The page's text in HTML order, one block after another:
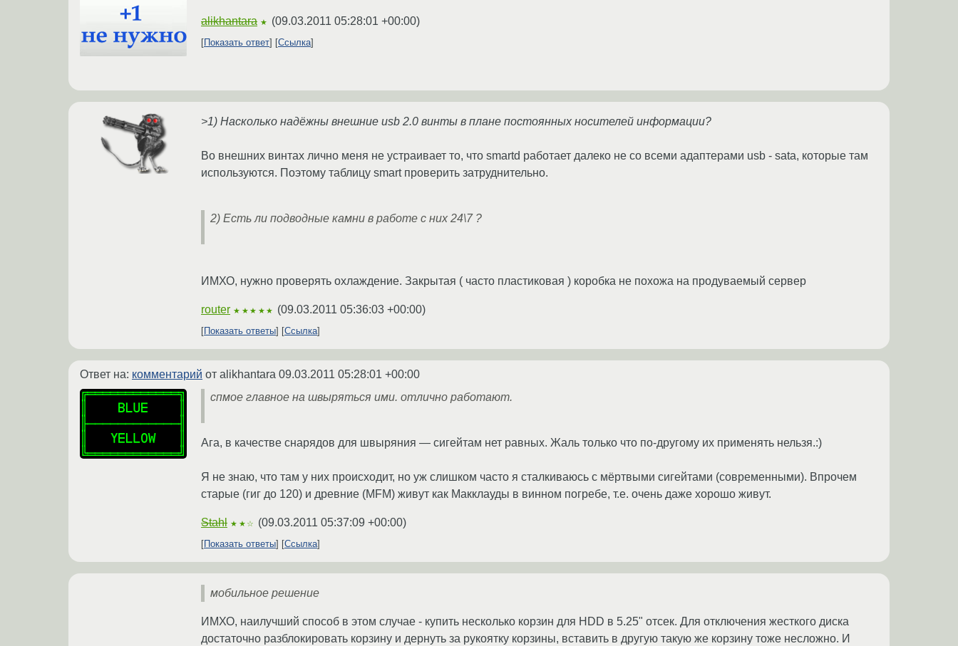
alikhantara ★ (09.03.2011 05:28:01 +00:00)
Показать ответ Ссылка
>1) Насколько надёжны внешние usb 2.0 винты в плане постоянных носителей информации?
Во внешних винтах лично меня не устраивает то, что smartd работает далеко не со всеми адаптерами usb - sata, которые там
используются. Поэтому таблицу smart проверить затруднительно.
2) Есть ли подводные камни в работе с них 24\7 ?
ИМХО, нужно проверять охлаждение. Закрытая ( часто пластиковая ) коробка не похожа на продуваемый сервер
router ★★★★★ (09.03.2011 05:36:03 +00:00)
Показать ответы Ссылка
Ответ на: комментарий от alikhantara 09.03.2011 05:28:01 +00:00
спмое главное на швыряться ими. отлично работают.
Ага, в качестве снарядов для швыряния — сигейтам нет равных. Жаль только что по-другому их применять нельзя.:)
Я не знаю, что там у них происходит, но уж слишком часто я сталкиваюсь с мёртвыми сигейтами (современными). Впрочем
старые (гиг до 120) и древние (MFM) живут как Макклауды в винном погребе, т.е. очень даже хорошо живут.
Stahl ★★☆ (09.03.2011 05:37:09 +00:00)
Показать ответы Ссылка
мобильное решение
ИМХО, наилучший способ в этом случае - купить несколько корзин для HDD в 5.25" отсек. Для отключения жесткого диска
достаточно разблокировать корзину и дернуть за рукоятку корзины, вставить в другую такую же корзину тоже несложно. И